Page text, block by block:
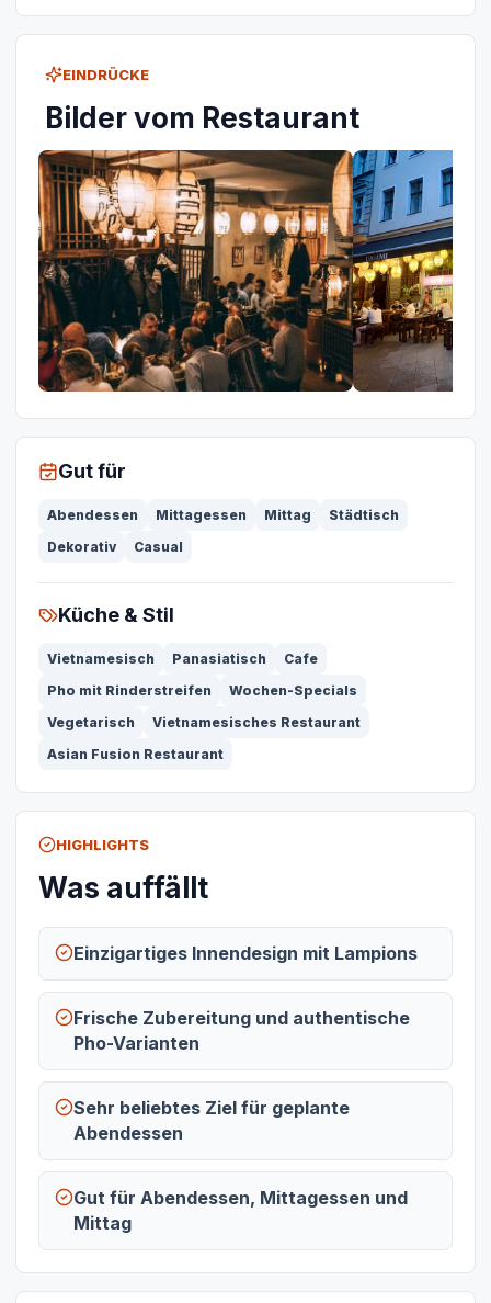
EINDRÜCKE
Bilder vom Restaurant
Gut für
Abendessen Mittagessen Mittag
Städtisch
Dekorativ
Casual
Küche & Stil
Vietnamesisch Panasiatisch
Cafe
Pho mit Rinderstreifen
Wochen-Specials
Vegetarisch
Vietnamesisches Restaurant
Asian Fusion Restaurant
HIGHLIGHTS
Was auffällt
Einzigartiges Innendesign mit Lampions
Frische Zubereitung und authentische
Pho-Varianten
Sehr beliebtes Ziel für geplante
Abendessen
Gut für Abendessen, Mittagessen und
Mittag